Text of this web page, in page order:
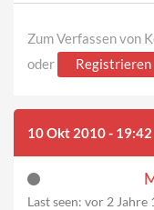
Zum Verfassen von
oder
Registrieren
10 Okt 2010 - 19:42
Last seen: vor 2 Jahre